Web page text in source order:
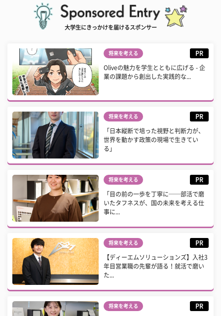
大学生にきっかけを届けるスポンサー
将来を考える PR
Oliveの魅力を学生とともに広げる - 企
業の課題から創出した実践的な...
将来を考える PR
「日本縦断で培った視野と判断力が、
世界を動かす政策の現場で生きてい
る」
将来を考える PR
「目の前の一歩を丁寧に──部活で磨
いたタフネスが、国の未来を考える仕
事に...
将来を考える PR
【ディーエムソリューションズ】入社3
年目営業職の先輩が語る！就活で磨い
た...
将来を考える PR